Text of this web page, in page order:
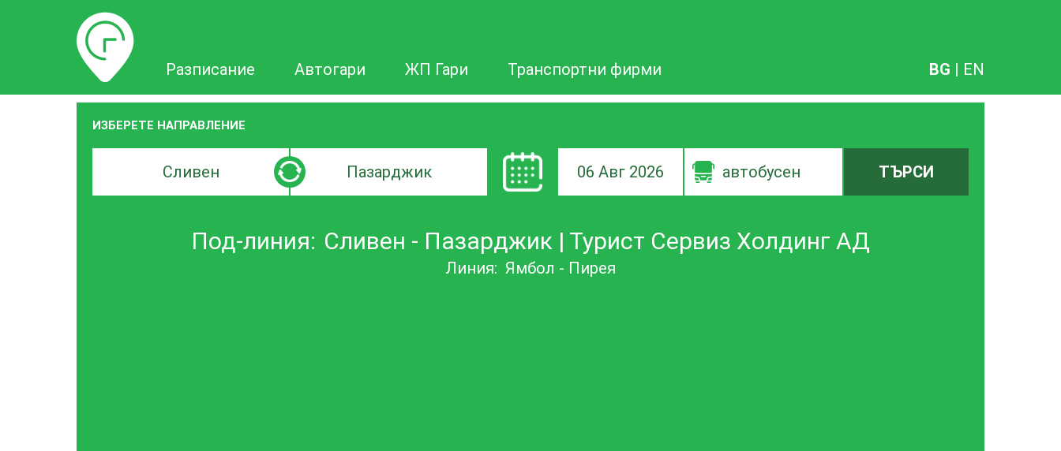
Разписание
Разписание Автогари ЖП Гари Транспортни фирми BG | EN
ИЗБЕРЕТЕ НАПРАВЛЕНИЕ
по
Търсачка
по
на
06 Авг 2026 автобусен ТЪРСИ
Под-линия: Сливен - Пазарджик | Турист Сервиз Холдинг АД
Линия: Ямбол - Пирея